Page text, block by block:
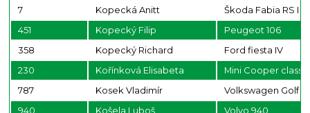
7
Kopecká Anitt
Škoda Fabia RS I
451
Kopecký Filip
Peugeot 106
358
Kopecký Richard
Ford fiesta IV
230
Kořínková Elisabeta
Mini Cooper classic
787
Kosek Vladimír
Volkswagen Golf 4
940
Košela Luboš
Volvo 940